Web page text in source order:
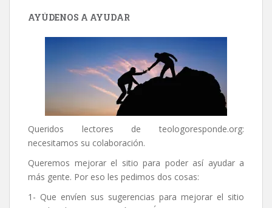
AYÚDENOS A AYUDAR
Queridos lectores de teologoresponde.org:
necesitamos su colaboración.
Queremos mejorar el sitio para poder así ayudar a
más gente. Por eso les pedimos dos cosas:
1- Que envíen sus sugerencias para mejorar el sitio